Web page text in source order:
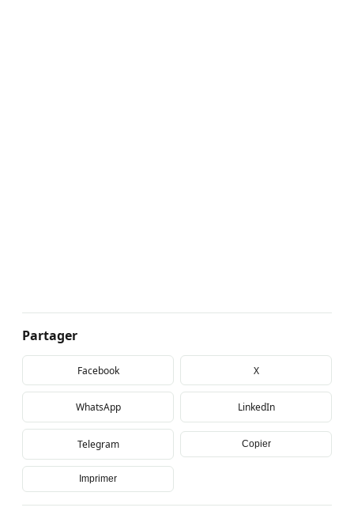
Partager
Facebook X
WhatsApp LinkedIn
Telegram Copier
Imprimer